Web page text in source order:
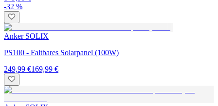
-32 %
Anker SOLIX
PS100 - Faltbares Solarpanel (100W)
249,99 €169,99 €